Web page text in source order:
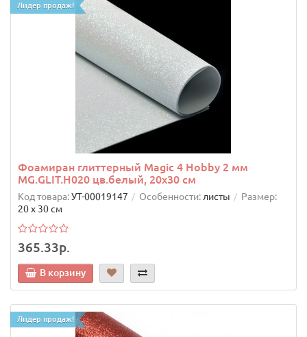
Лидер продаж!
Фоамиран глиттерный Magic 4 Hobby 2 мм
MG.GLIT.H020 цв.белый, 20х30 см
Код товара:УТ-00019147 Особенности: листы
Размер:
20 х 30 см
365.33р.
В корзину
Лидер продаж!